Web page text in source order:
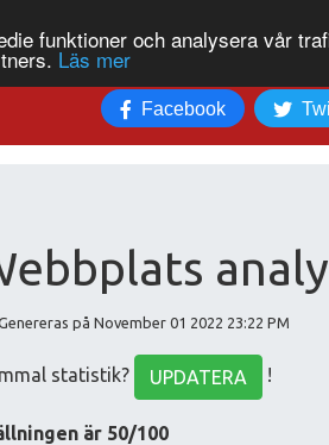
funktioner och analysera vår
Läs mer
Facebook
på November 01 2022 23:22 PM
statistik? UPDATERA !
är 50/100